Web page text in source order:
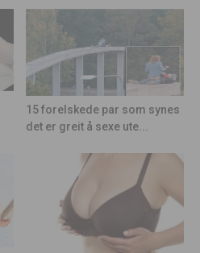
15 forelskede par som synes
det er greit å sexe ute...